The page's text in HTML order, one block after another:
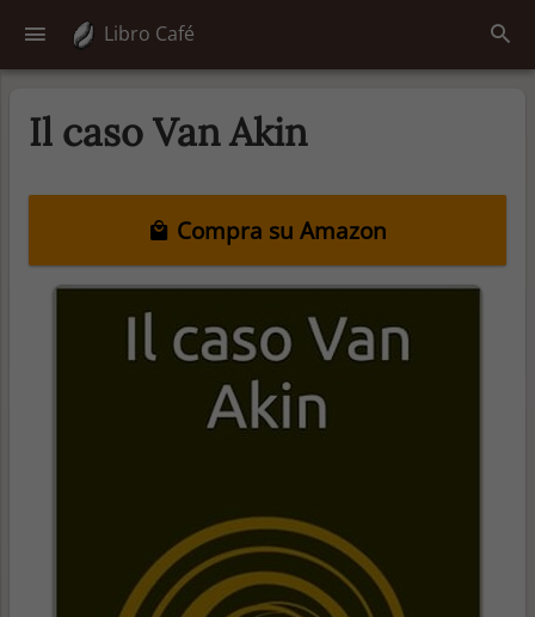
Libro Café
Il caso Van Akin
Compra su Amazon